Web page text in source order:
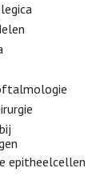
epitheelcellen